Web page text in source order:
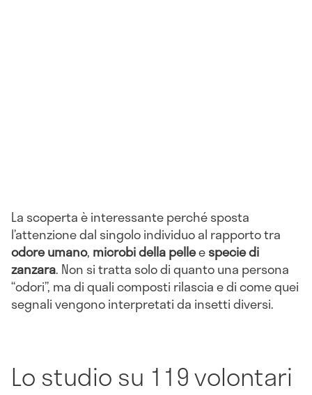
La scoperta è interessante perché sposta
l’attenzione dal singolo individuo al rapporto tra
odore umano, microbi della pelleespecie di
zanzara. Non si tratta solo di quanto una persona
“odori”, ma di quali composti rilascia e di come quei
segnali vengono interpretati da insetti diversi.
Lo studio su 119 volontari